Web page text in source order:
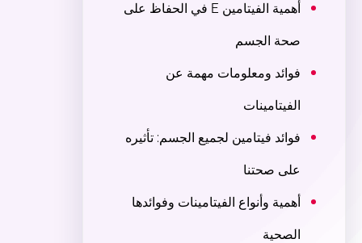
أهمية الفيتامين E في الحفاظ على
صحة الجسم
فوائد ومعلومات مهمة عن
الفيتامينات
فوائد فيتامين لجميع الجسم: تأثيره
على صحتنا
أهمية وأنواع الفيتامينات وفوائدها
الصحية